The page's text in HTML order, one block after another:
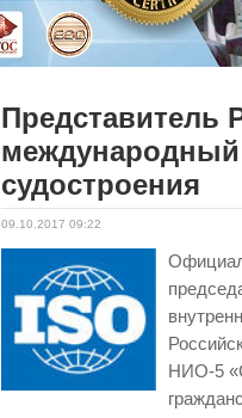
Представитель
международный
судостроения
09.10.2017 09:22
НИО-5